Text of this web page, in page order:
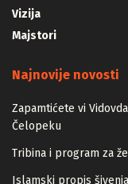
Vizija
Majstori
Najnovije novosti
Zapamtićete vi
Čelopeku
Tribina i program za
Islamski propis